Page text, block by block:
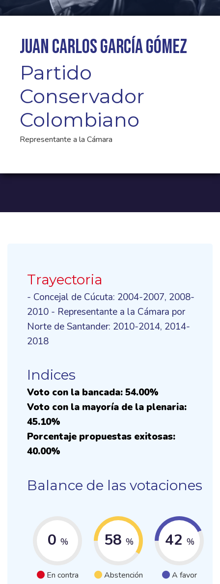
Juan Carlos García Gómez
Partido
Conservador
Colombiano
Representante a la Cámara
Trayectoria
- Concejal de Cúcuta: 2004-2007, 2008-
2010 - Representante a la Cámara por
Norte de Santander: 2010-2014, 2014-
2018
Indices
Voto con la bancada: 54.00%
Voto con la mayoría de la plenaria:
45.10%
Porcentaje propuestas exitosas:
40.00%
Balance de las votaciones
0 %
En contra
58 %
Abstención
42 %
A favor